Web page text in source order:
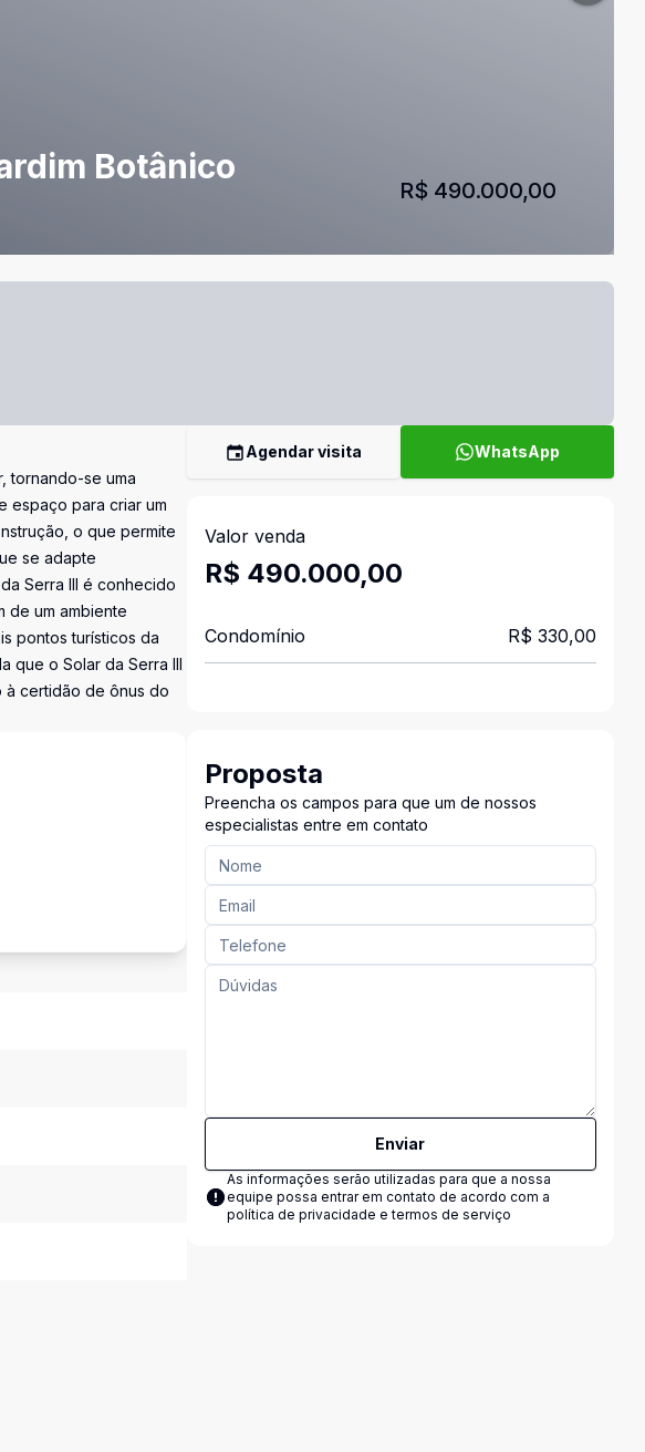
Botânico
R$ 490.000,00
tornando-se uma
espaço para criar um
o que permite
se adapte
Serra III é conhecido
de um ambiente
pontos turísticos da
que o Solar da Serra III
à certidão de ônus do
Agendar visita WhatsApp
Valor venda
R$ 490.000,00
Condomínio R$ 330,00
Proposta
Preencha os campos para que um de nossos
especialistas entre em contato
Enviar
As informações serão utilizadas para que a nossa
equipe possa entrar em contato de acordo com a
política de privacidade e termos de serviço